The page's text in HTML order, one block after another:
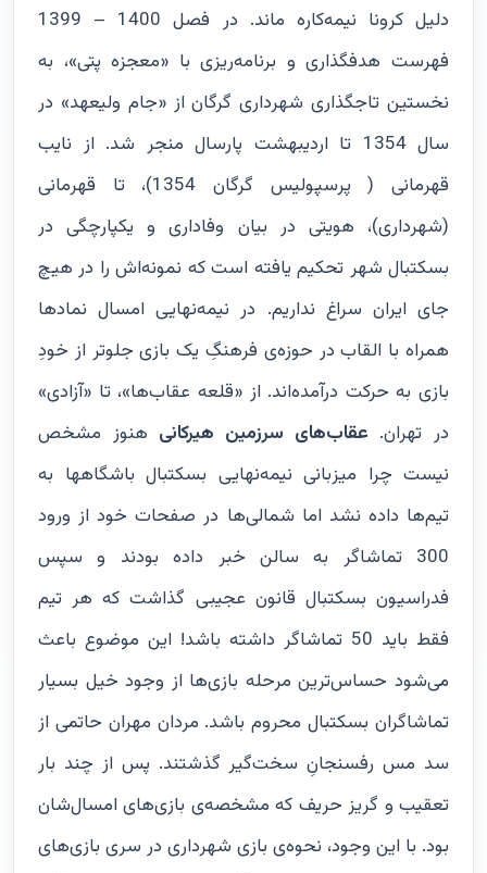
دلیل کرونا نیمه‌کاره ماند. در فصل 1400 – 1399
فهرست هدفگذاری و برنامه‌ریزی با «معجزه پتی»، به
نخستین تاجگذاری شهرداری گرگان از «جام ولیعهد» در
سال 1354 تا اردیبهشت پارسال منجر شد. از نایب
قهرمانی ( پرسپولیس گرگان 1354)، تا قهرمانی
(شهرداری)، هویتی در بیان وفاداری و یکپارچگی در
بسکتبال شهر تحکیم یافته است که نمونه‌اش را در هیچ
جای ایران سراغ نداریم. در نیمه‌نهایی امسال نماد‌ها
همراه با القاب در حوزه‌ی فرهنگِ یک بازی جلوتر از خودِ
بازی به حرکت درآمده‌اند. از «قلعه عقاب‌ها»، تا «آزادی»
در تهران. عقاب‌های سرزمین هیرکانی هنوز مشخص
نیست چرا میزبانی نیمه‌نهایی بسکتبال باشگاهها به
تیم‌ها داده نشد اما شمالی‌ها در صفحات خود از ورود
300 تماشاگر به سالن خبر داده‌ بودند و سپس
فدراسیون بسکتبال قانون عجیبی گذاشت که هر تیم
فقط باید 50 تماشاگر داشته باشد! این موضوع باعث
می‌شود حساس‌ترین مرحله بازی‌ها از وجود خیل بسیار
تماشاگران بسکتبال محروم باشد. مردان مهران حاتمی از
سد مس رفسنجانِ سخت‌گیر گذشتند. پس از چند بار
تعقیب و گریز حریف که مشخصه‌ی بازی‌های امسال‌شان
بود. با این وجود، نحوه‌ی بازی شهرداری در سری بازی‌های